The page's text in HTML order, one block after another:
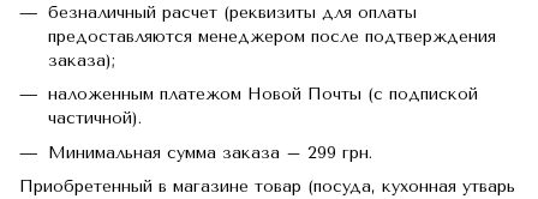
безналичный расчет (реквизиты для оплаты
предоставляются менеджером после подтверждения
заказа);
наложенным платежом Новой Почты (с подпиской
частичной).
Минимальная сумма заказа – 299 грн.
Приобретенный в магазине товар (посуда, кухонная утварь